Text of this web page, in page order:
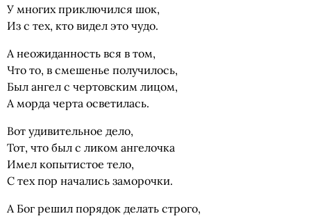
У многих приключился шок,
Из с тех, кто видел это чудо.
А неожиданность вся в том,
Что то, в смешенье получилось,
Был ангел с чертовским лицом,
А морда черта осветилась.
Вот удивительное дело,
Тот, что был с ликом ангелочка
Имел копытистое тело,
С тех пор начались заморочки.
А Бог решил порядок делать строго,